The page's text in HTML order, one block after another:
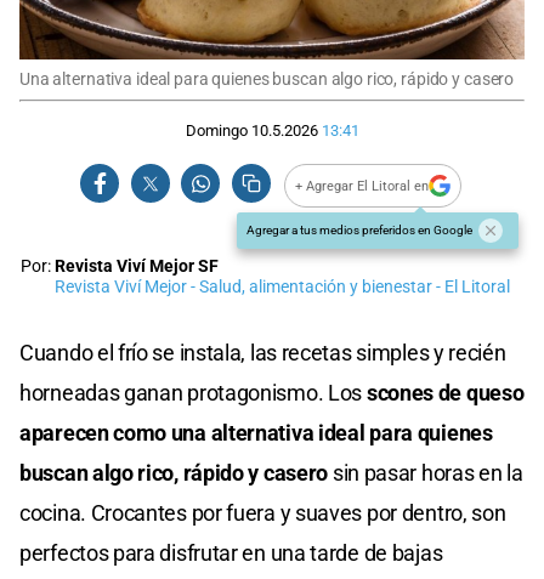
Una alternativa ideal para quienes buscan algo rico, rápido y casero
Domingo 10.5.2026 13:41
+ Agregar El Litoral en
Agregar a tus medios preferidos en Google
Por:Revista Viví Mejor SF
Revista Viví Mejor - Salud, alimentación y bienestar - El Litoral
Cuando el frío se instala, las recetas simples y recién
horneadas ganan protagonismo. Losscones de queso
aparecen como una alternativa ideal para quienes
buscan algo rico, rápido y casero sin pasar horas en la
cocina. Crocantes por fuera y suaves por dentro, son
perfectos para disfrutar en una tarde de bajas